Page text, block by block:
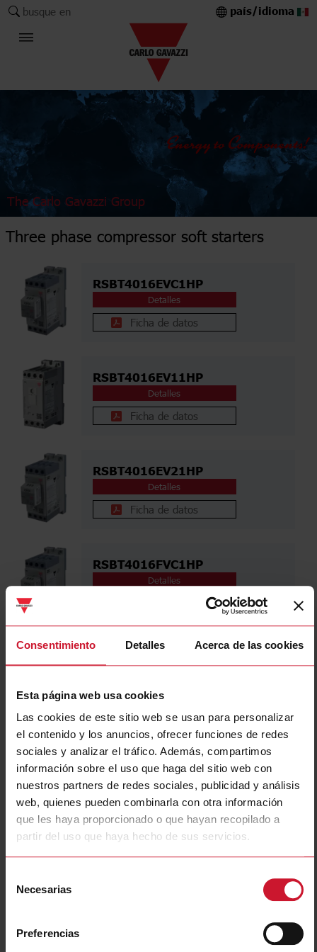
Consentimiento Detalles Acerca de las cookies
Esta página web usa cookies
Las cookies de este sitio web se usan para personalizar
el contenido y los anuncios, ofrecer funciones de redes
sociales y analizar el tráfico. Además, compartimos
información sobre el uso que haga del sitio web con
nuestros partners de redes sociales, publicidad y análisis
web, quienes pueden combinarla con otra información
que les haya proporcionado o que hayan recopilado a
partir del uso que haya hecho de sus servicios.
Necesarias
Preferencias
busque en país/idioma
The Carlo Gavazzi Group
Three phase compressor soft starters
RSBT4016EVC1HP
Detalles
Ficha de datos
RSBT4016EV11HP
Detalles
Ficha de datos
RSBT4016EV21HP
Detalles
Ficha de datos
RSBT4016FVC1HP
Detalles
Ficha de datos
RSBT4016FV21HP
Detalles
Ficha de datos
RSBT4025EVC1HP
Detalles